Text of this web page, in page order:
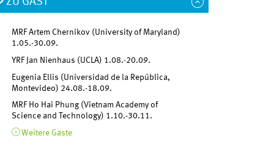
bewilligt weitere Förderung
vl
MRF Artem Chernikov (University of Maryland)
1.05.-30.09.
YRF Jan Nienhaus (UCLA) 1.08.-20.09.
Eugenia Ellis (Universidad de la República,
Montevideo) 24.08.-18.09.
MRF Ho Hai Phung (Vietnam Academy of
Science and Technology) 1.10.-30.11.
Weitere Gäste